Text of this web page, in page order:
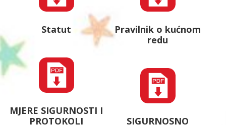
Statut
MJERE SIGURNOSTI I
PROTOKOLI
Pravilnik o kućnom
redu
SIGURNOSNO